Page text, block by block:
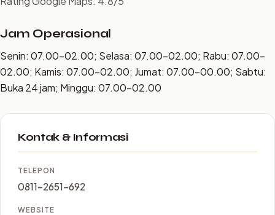
Jam Operasional
Senin: 07.00–02.00; Selasa: 07.00–02.00; Rabu: 07.00–
02.00; Kamis: 07.00–02.00; Jumat: 07.00–00.00; Sabtu:
Buka 24 jam; Minggu: 07.00–02.00
Kontak & Informasi
TELEPON
0811-2651-692
WEBSITE